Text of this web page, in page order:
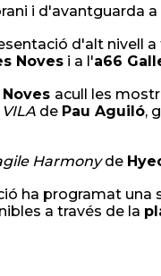
i d'avantguarda a
d'alt nivell
Noves i a l'a66
Noves acull les
de Pau Aguiló,
Harmonyde
ha programat una
a través de la